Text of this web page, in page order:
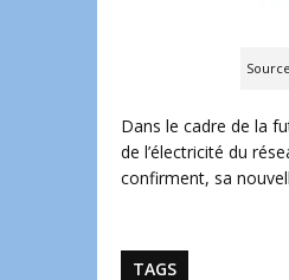
Dans le cadre de la
de l’électricité du
confirment, sa
TAGS